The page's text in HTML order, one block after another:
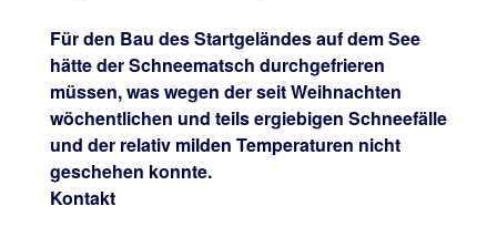
Für den Bau des Startgeländes auf dem See
hätte der Schneematsch durchgefrieren
müssen, was wegen der seit Weihnachten
wöchentlichen und teils ergiebigen Schneefälle
und der relativ milden Temperaturen nicht
geschehen konnte.
Kontakt